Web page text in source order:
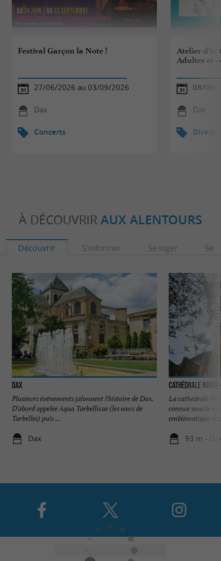
Festival Garçon la Note !
27/06/2026 au 03/09/2026
Dax
Concerts
Atelier
Adultes et
08/08/
Dax
Divers
À DÉCOUVRIR AUX ALENTOURS
Découvrir S'informer Se loger Se
Dax
Plusieurs événements jalonnent l'histoire de Dax.
D'abord appelée Aqua Tarbellicae (les eaux de
Tarbelles) puis ...
Dax
Cathédrale Notre-
La cathédrale
connue sous le
emblématique du
93 m -